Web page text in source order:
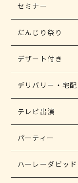
セミナー
だんじり祭り
デザート付き
デリバリー・宅配
テレビ出演
パーティー
ハーレーダビッ